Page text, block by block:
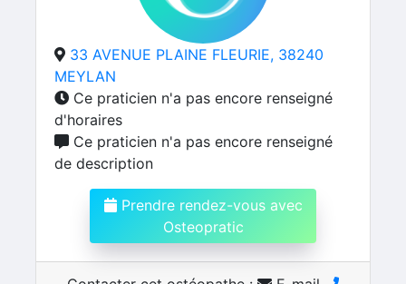
33 AVENUE PLAINE FLEURIE, 38240
MEYLAN
Ce praticien n'a pas encore renseigné
d'horaires
Ce praticien n'a pas encore renseigné
de description
Prendre rendez-vous avec
Osteopratic